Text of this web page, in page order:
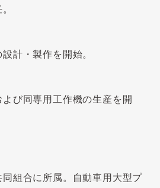
計・製作を開始。
び同専用工作機の生産を開
組合に所属。自動車用大型プ